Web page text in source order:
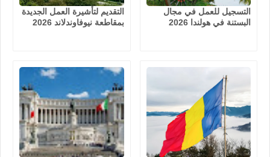
التسجيل للعمل في مجال
البستنة في هولندا 2026
التقديم لتأشيرة العمل الجديدة
بمقاطعة نيوفاوندلاند 2026